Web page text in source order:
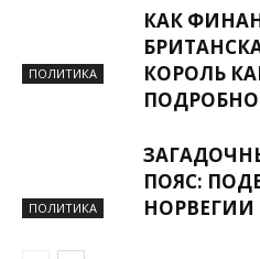
ПОЛИТИКА
КАК
КОРОЛЬ
ПОЛИТИКА
ПОЯС:
НОРВЕГИИ